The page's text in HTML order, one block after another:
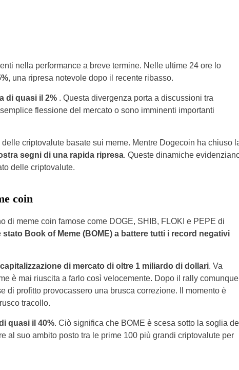
nella performance a breve termine. Nelle ultime 24 ore lo
, una ripresa notevole dopo il recente ribasso.
di quasi il 2%. Questa divergenza porta a discussioni tra
flessione del mercato o sono imminenti importanti
criptovalute basate sui meme. Mentre Dogecoin ha chiuso
segni di una rapida ripresa. Queste dinamiche
delle criptovalute.
coin
di meme coin famose come DOGE, SHIB, FLOKI e PEPE di
stato Book of Meme (BOME) a ​​battere tutti i record negativi
capitalizzazione di mercato di oltre 1 miliardo di dollari. Va
è mai riuscita a farlo così velocemente. Dopo il rally comunque
di profitto provocassero una brusca correzione. Il momento è
tracollo.
quasi il 40%. Ciò significa che BOME è scesa sotto la soglia
al suo ambito posto tra le prime 100 più grandi criptovalute per